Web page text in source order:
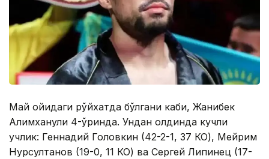
Май ойидаги рўйхатда бўлгани каби, Жанибек
Алимханули 4-ўринда. Ундан олдинда кучли
учлик: Геннадий Головкин (42-2-1, 37 КО), Мейрим
Нурсултанов (19-0, 11 КО) ва Сергей Липинец (17-